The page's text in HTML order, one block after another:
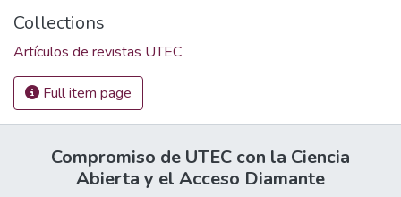
Collections
Artículos de revistas UTEC
Full item page
Compromiso de UTEC con la Ciencia
Abierta y el Acceso Diamante